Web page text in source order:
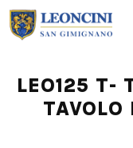
LEO125 T-